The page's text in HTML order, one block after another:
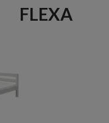
FLEXA